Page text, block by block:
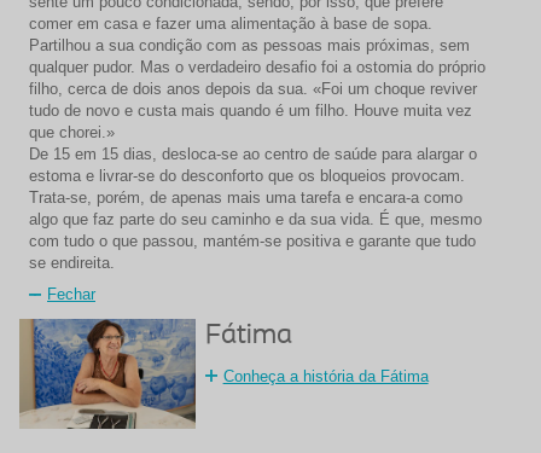
comer em casa e fazer uma alimentação à base de sopa.
Partilhou a sua condição com as pessoas mais próximas, sem
qualquer pudor. Mas o verdadeiro desafio foi a ostomia do próprio
filho, cerca de dois anos depois da sua. «Foi um choque reviver
tudo de novo e custa mais quando é um filho. Houve muita vez
que chorei.»
De 15 em 15 dias, desloca-se ao centro de saúde para alargar o
estoma e livrar-se do desconforto que os bloqueios provocam.
Trata-se, porém, de apenas mais uma tarefa e encara-a como
algo que faz parte do seu caminho e da sua vida. É que, mesmo
com tudo o que passou, mantém-se positiva e garante que tudo
se endireita.
Fechar
Fátima
Conheça a história da Fátima